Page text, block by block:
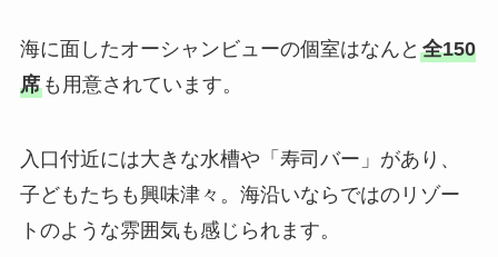
海に面したオーシャンビューの個室はなんと 全150
席も用意されています。
入口付近には大きな水槽や「寿司バー」があり、
子どもたちも興味津々。海沿いならではのリゾー
トのような雰囲気も感じられます。